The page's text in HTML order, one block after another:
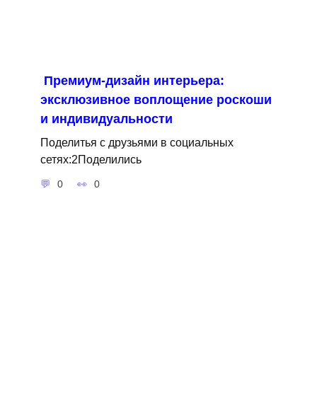
Премиум-дизайн интерьера:
эксклюзивное воплощение роскоши
и индивидуальности
Поделитья с друзьями в социальных
сетях:2Поделились
0 0